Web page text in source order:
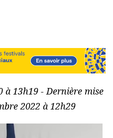
à 13h19 - Dernière mise
2022 à 12h29